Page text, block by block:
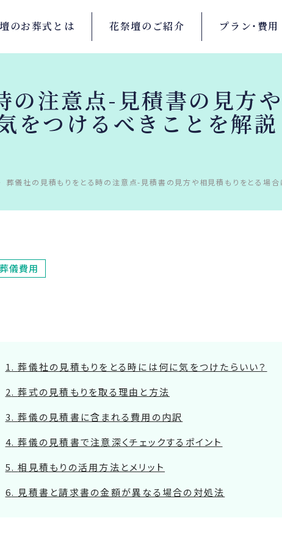
のお葬式とは 花祭壇の ご紹介 プラン・ 費用
の注意点-見積書の見方
をつけるべきことを解説
葬儀社の見積もりをとる時の注意点-見積書の見方や相見積もりをとる場合
葬儀費用
葬儀社の見積もりをとる時には何に気をつけたらいい？
葬式の見積もりを取る理由と方法
葬儀の見積書に含まれる費用の内訳
葬儀の見積書で注意深くチェックするポイント
相見積もりの活用方法とメリット
見積書と請求書の金額が異なる場合の対処法